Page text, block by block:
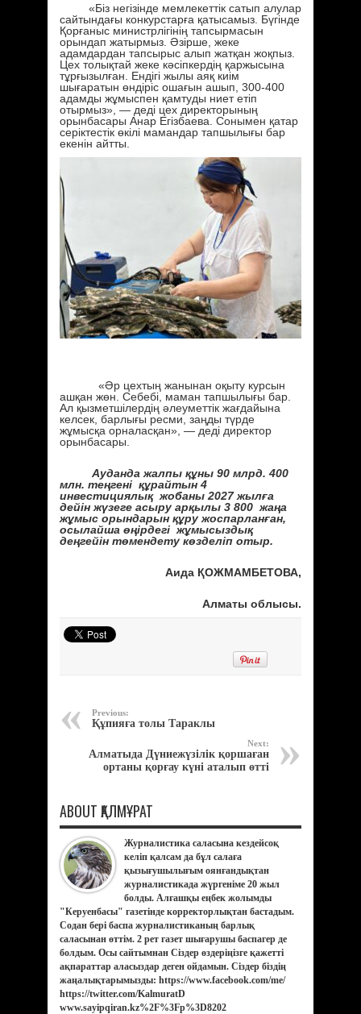
«Біз негізінде мемлекеттік сатып алулар
сайтындағы конкурстарға қатысамыз. Бүгінде
Қорғаныс министрлігінің тапсырмасын
орындап жатырмыз. Әзірше, жеке
адамдардан тапсырыс алып жатқан жоқпыз.
Цех толықтай жеке кәсіпкердің қаржысына
тұрғызылған. Ендігі жылы аяқ киім
шығаратын өндіріс ошағын ашып, 300-400
адамды жұмыспен қамтуды ниет етіп
отырмыз», — деді цех директорының
орынбасары Анар Егізбаева. Сонымен қатар
серіктестік өкілі мамандар тапшылығы бар
екенін айтты.
«Әр цехтың жанынан оқыту курсын
ашқан жөн. Себебі, маман тапшылығы бар.
Ал қызметшілердің әлеуметтік жағдайына
келсек, барлығы ресми, заңды түрде
жұмысқа орналасқан», — деді директор
орынбасары.
Ауданда жалпы құны 90 млрд. 400
млн. теңгені құрайтын 4
инвестициялық жобаны 2027 жылға
дейін жүзеге асыру арқылы 3 800 жаңа
жұмыс орындарын құру жоспарланған,
осылайша өңірдегі жұмысыздық
деңгейін төмендету көзделіп отыр.
Аида ҚОЖМАМБЕТОВА,
Алматы облысы.
Previous:
Құпияға толы Тараклы
Next:
Алматыда Дүниежүзілік қоршаған
ортаны қорғау күні аталып өтті
ABOUT ҚАЛМҰРАТ
Журналистика саласына кездейсоқ
келіп қалсам да бұл салаға
қызығушылығым оянғандықтан
журналистикада жүргеніме 20 жыл
болды. Алғашқы еңбек жолымды
"Керуенбасы" газетінде корректорлықтан бастадым.
Содан бері баспа журналистиканың барлық
саласынан өттім. 2 рет газет шығарушы баспагер де
болдым. Осы сайтымнан Сіздер өздеріңізге қажетті
ақпараттар аласыздар деген ойдамын. Сіздер біздің
жаңалықтарымызды: https://www.facebook.com/me/
https://twitter.com/KalmuratD
www.sayipqiran.kz%2F%3Fp%3D8202